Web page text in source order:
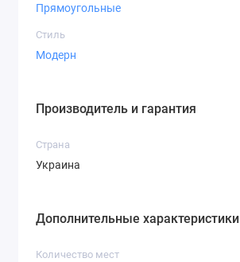
Прямоугольные
Стиль
Модерн
Производитель и гарантия
Страна
Украина
Дополнительные характеристики
Количество мест